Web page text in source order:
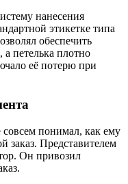
нанесения
этикетке типа
обеспечить
а петелька плотно
её потерю при
совсем понимал, как ему
заказ. Представителем
Он привозил